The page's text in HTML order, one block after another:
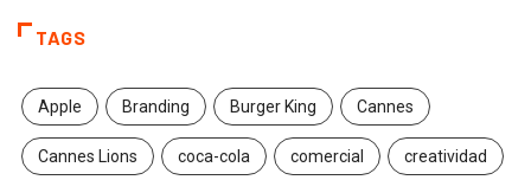
TAGS
Apple Branding Burger King Cannes
Cannes Lions coca-cola comercial creatividad